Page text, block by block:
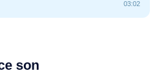
03:02
son